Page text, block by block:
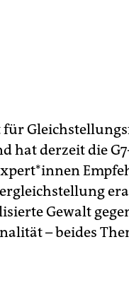
für
hat derzeit die
Gewalt
– beides